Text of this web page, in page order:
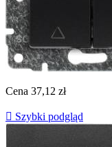
Cena 37,12 zł
 Szybki podgląd